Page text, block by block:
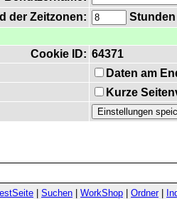
der Zeitzonen:
Stunden
Cookie ID: 64371
Daten am
Kurze
Suchen WorkShop Ordner|